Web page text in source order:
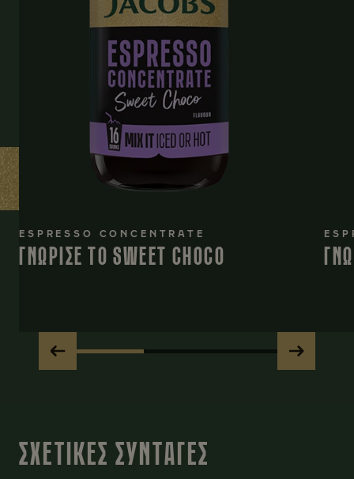
ESPRESSO CONCENTRATE
ΓΝΩΡΙΣΕ ΤΟ SWEET CHOCO
ΣΧΕΤΙΚΕΣ ΣΥΝΤΑΓΕΣ